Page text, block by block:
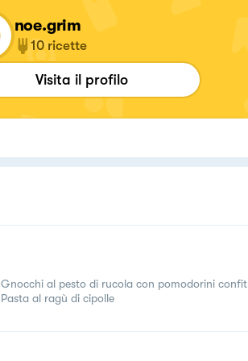
noe.grim
10 ricette
Visita il profilo
Gnocchi al pesto di rucola con pomodorini confit
Pasta al ragù di cipolle